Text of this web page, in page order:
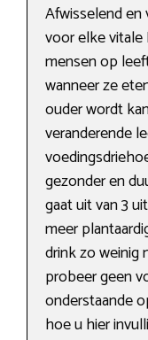
Afwisselend en
voor elke
mensen op
wanneer ze
ouder wordt
veranderende
gezonder en
gaat uit van 3
meer
drink zo weinig
probeer geen
onderstaande
hoe u hier